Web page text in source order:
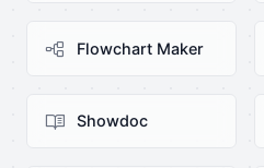
Flowchart Maker
Showdoc